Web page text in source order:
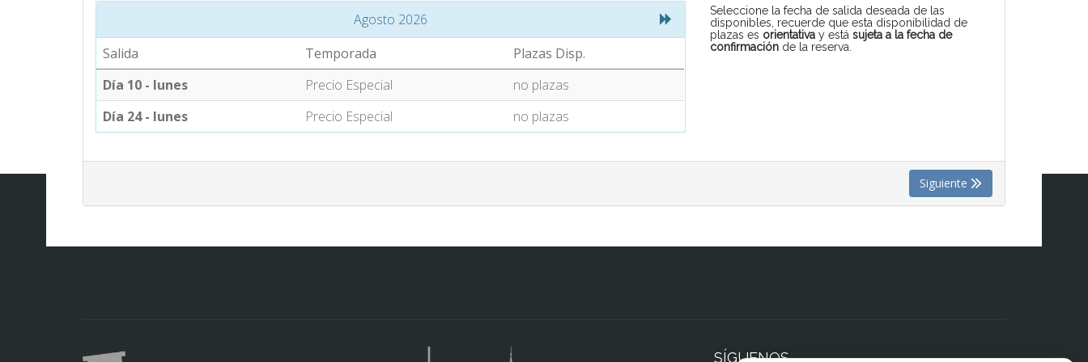
Agosto 2026
Salida
Temporada
Plazas Disp.
Día 10 - lunes
Precio Especial
no plazas
Día 24 - lunes
Precio Especial no plazas
Seleccione la fecha de salida deseada de las
disponibles, recuerde que esta disponibilidad de
plazas es orientativay está sujeta a la fecha de
confirmaciónde la reserva.
Siguiente
SÍGUENOS